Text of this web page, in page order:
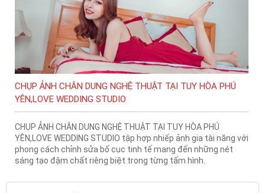
CHỤP ẢNH CHÂN DUNG NGHỆ THUẬT TẠI TUY HÒA PHÚ
YÊN,LOVE WEDDING STUDIO
CHỤP ẢNH CHÂN DUNG NGHỆ THUẬT TẠI TUY HÒA PHÚ
YÊN,LOVE WEDDING STUDIO tập hợp nhiếp ảnh gia tài năng với
phong cách chỉnh sửa bố cục tinh tế mang đến những nét
sáng tạo đậm chất riêng biệt trong từng tấm hình.